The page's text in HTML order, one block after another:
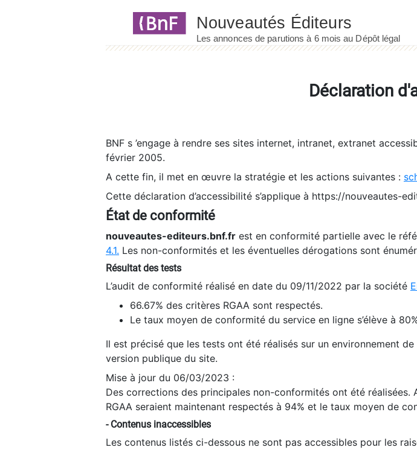
Déclaration
BNF s ’engage à rendre ses sites internet, intranet, extranet
février 2005.
A cette fin, il met en œuvre la stratégie et les actions suivantes :
Cette déclaration d’accessibilité s’applique à https://nouveautes-
État de conformité
nouveautes-editeurs.bnf.fr est en conformité partielle avec le
4.1. Les non-conformités et les éventuelles dérogations sont
Résultat des tests
L’audit de conformité réalisé en date du 09/11/2022 par la société
66.67% des critères RGAA sont respectés.
Le taux moyen de conformité du service en ligne s’élève à
Il est précisé que les tests ont été réalisés sur un environnement
version publique du site.
Mise à jour du 06/03/2023 :
Des corrections des principales non-conformités ont été
RGAA seraient maintenant respectés à 94% et le taux moyen de
- Contenus inaccessibles
Les contenus listés ci-dessous ne sont pas accessibles pour les